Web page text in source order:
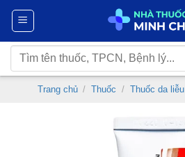
Chuyển
nội
dung
Tìm
kiếm:
Trang chủ / Thuốc / Thuốc da liễu